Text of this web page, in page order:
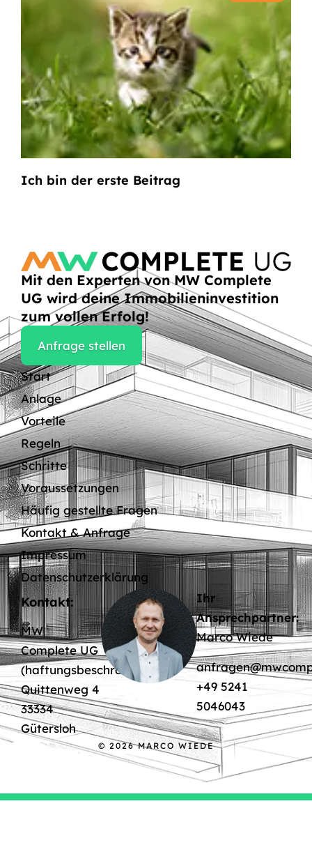
Ich bin der erste Beitrag
Mit den Experten von MW Complete
UG wird deine Immobilieninvestition
zum vollen Erfolg!
Anfrage stellen
Start
Anlage
Vorteile
Regeln
Schritte
Voraussetzungen
Häufig gestellte Fragen
Kontakt & Anfrage
Impressum
Datenschutzerklärung
Kontakt:
MW
Complete UG
(haftungsbeschränkt)
Quittenweg 4
33334
Gütersloh
Ihr
Ansprechpartner:
Marco Wiede
+49 5241
5046043
© 2026 MARCO WIEDE